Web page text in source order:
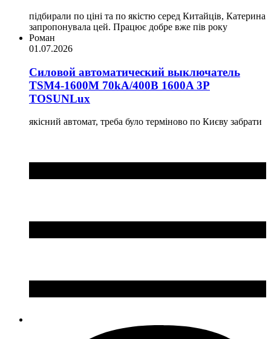
підбирали по ціні та по якістю серед Китайців, Катерина
запропонувала цей. Працює добре вже пів року
Роман
01.07.2026
Силовой автоматический выключатель
TSM4-1600M 70kA/400B 1600A 3P
TOSUNLux
якісний автомат, треба було терміново по Києву забрати